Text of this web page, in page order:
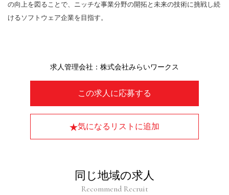
の向上を図ることで、ニッチな事業分野の開拓と未来の技術に挑戦し続
けるソフトウェア企業を目指す。
この求人に応募する
気になるリストに追加
求人管理会社：株式会社みらいワークス
同じ地域の求人
Recommend Recruit